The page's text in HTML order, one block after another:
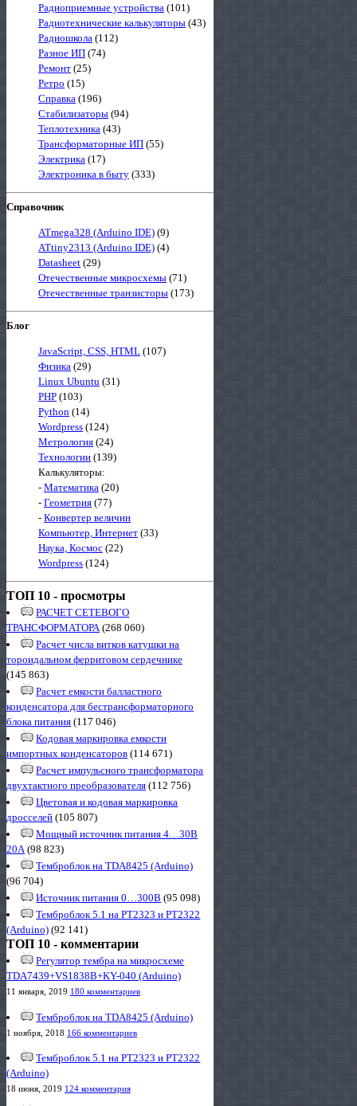
Радиоприемные устройства (101)
Радиотехнические калькуляторы (43)
Радиошкола (112)
Разное ИП (74)
Ремонт (25)
Ретро (15)
Справка (196)
Стабилизаторы (94)
Теплотехника (43)
Трансформаторные ИП (55)
Электрика (17)
Электроника в быту (333)
Справочник
ATmega328 (Arduino IDE) (9)
ATtiny2313 (Arduino IDE) (4)
Datasheet (29)
Отечественные микросхемы (71)
Отечественные транзисторы (173)
Блог
JavaScript, CSS, HTML (107)
Физика (29)
Linux Ubuntu (31)
PHP (103)
Python (14)
Wordpress (124)
Метрология (24)
Технологии (139)
Калькуляторы:
- Математика (20)
- Геометрия (77)
- Конвертер величин
Компьютер, Интернет (33)
Наука, Космос (22)
Wordpress (124)
ТОП 10 - просмотры
РАСЧЕТ СЕТЕВОГО
ТРАНСФОРМАТОРА(268 060)
Расчет числа витков катушки на
тороидальном ферритовом сердечнике
(145 863)
Расчет емкости балластного
конденсатора для бестрансформаторного
блока питания (117 046)
Кодовая маркировка емкости
импортных конденсаторов (114 671)
Расчет импульсного трансформатора
двухтактного преобразователя (112 756)
Цветовая и кодовая маркировка
дросселей (105 807)
Мощный источник питания 4…30В
20А(98 823)
Темброблок на TDA8425 (Arduino)
(96 704)
Источник питания 0…300В (95 098)
Темброблок 5.1 на PT2323 и PT2322
(Arduino) (92 141)
ТОП 10 - комментарии
Регулятор тембра на микросхеме
TDA7439+VS1838B+KY-040 (Arduino)
11 января, 2019 180 комментариев
Темброблок на TDA8425 (Arduino)
1 ноября, 2018 166 комментариев
Темброблок 5.1 на PT2323 и PT2322
(Arduino)
18 июня, 2019 124 комментария